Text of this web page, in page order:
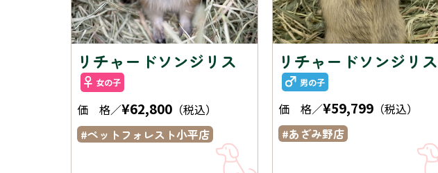
リチャードソンジリス
女の子
価 格／¥62,800 （税込）
ペットフォレスト小平店
リチャードソンジリス
男の子
価 格／¥59,799 （税込）
あざみ野店